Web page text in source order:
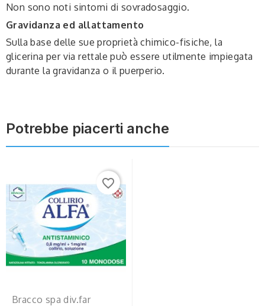
Non sono noti sintomi di sovradosaggio.
Gravidanza ed allattamento
Sulla base delle sue proprietà chimico-fisiche, la
glicerina per via rettale può essere utilmente impiegata
durante la gravidanza o il puerperio.
Potrebbe piacerti anche
favorite_border
Bracco spa div.far